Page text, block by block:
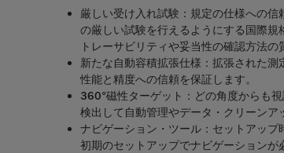
厳しい受け入れ試験： 規定の仕様への信
の厳しい試験を行えるようにする国際規
トレーサビリティや妥当性の確認方法
新たな自動容積拡張仕様： 拡張された測
性能と精度への信頼を保証します。
360°磁性ターゲット： どの角度からも
検出して自動管理やデータ・クリーンア
ナビゲーション・ツール： セットアップ
初期のセットアップでナビゲーションが